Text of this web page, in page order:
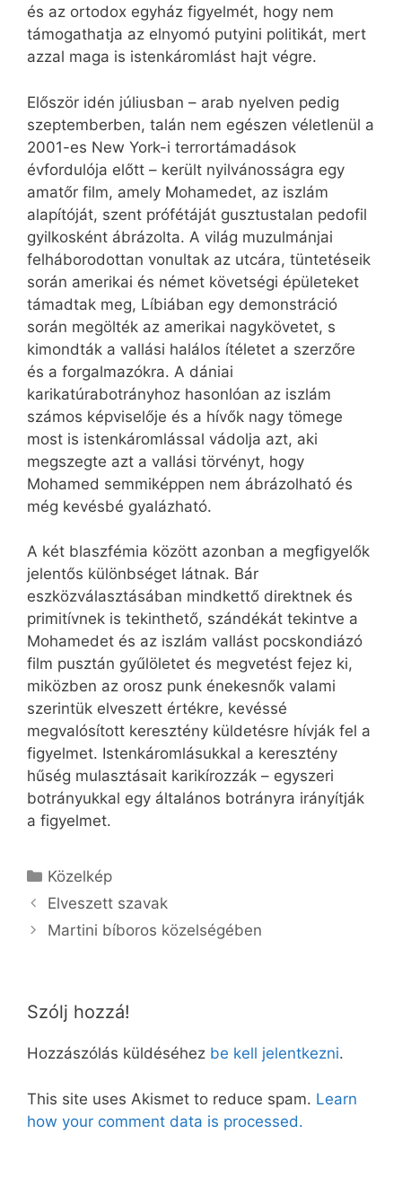
és az ortodox egyház figyelmét, hogy nem
támogathatja az elnyomó putyini politikát, mert
azzal maga is istenkáromlást hajt végre.
Először idén júliusban – arab nyelven pedig
szeptemberben, talán nem egészen véletlenül a
2001-es New York-i terrortámadások
évfordulója előtt – került nyilvánosságra egy
amatőr film, amely Mohamedet, az iszlám
alapítóját, szent prófétáját gusztustalan pedofil
gyilkosként ábrázolta. A világ muzulmánjai
felháborodottan vonultak az utcára, tüntetéseik
során amerikai és német követségi épületeket
támadtak meg, Líbiában egy demonstráció
során megölték az amerikai nagykövetet, s
kimondták a vallási halálos ítéletet a szerzőre
és a forgalmazókra. A dániai
karikatúrabotrányhoz hasonlóan az iszlám
számos képviselője és a hívők nagy tömege
most is istenkáromlással vádolja azt, aki
megszegte azt a vallási törvényt, hogy
Mohamed semmiképpen nem ábrázolható és
még kevésbé gyalázható.
A két blaszfémia között azonban a megfigyelők
jelentős különbséget látnak. Bár
eszközválasztásában mindkettő direktnek és
primitívnek is tekinthető, szándékát tekintve a
Mohamedet és az iszlám vallást pocskondiázó
film pusztán gyűlöletet és megvetést fejez ki,
miközben az orosz punk énekesnők valami
szerintük elveszett értékre, kevéssé
megvalósított keresztény küldetésre hívják fel a
figyelmet. Istenkáromlásukkal a keresztény
hűség mulasztásait karikírozzák – egyszeri
botrányukkal egy általános botrányra irányítják
a figyelmet.
Kategória
Közelkép
Elveszett szavak
Martini bíboros közelségében
Szólj hozzá!
Hozzászólás küldéséhez be kell jelentkezni.
This site uses Akismet to reduce spam. Learn
how your comment data is processed.